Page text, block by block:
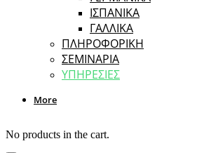
ΙΣΠΑΝΙΚΑ
ΓΑΛΛΙΚΑ
ΠΛΗΡΟΦΟΡΙΚΗ
ΣΕΜΙΝΑΡΙΑ
ΥΠΗΡΕΣΙΕΣ
More
No products in the cart.